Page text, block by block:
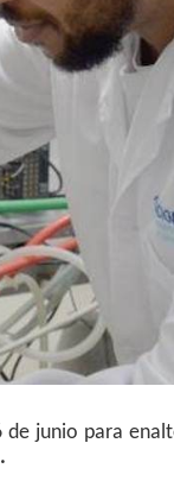
de junio para